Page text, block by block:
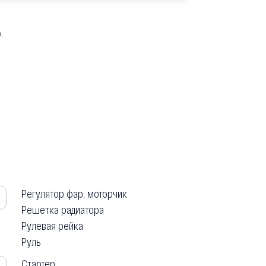
Регулятор фар, моторчик
Решетка радиатора
Рулевая рейка
Руль